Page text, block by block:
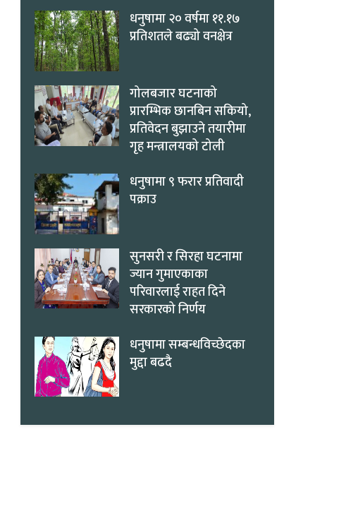
धनुषामा २० वर्षमा ११.१७
प्रतिशतले बढ्यो वनक्षेत्र
गोलबजार घटनाको
प्रारम्भिक छानबिन सकियो,
प्रतिवेदन बुझाउने तयारीमा
गृह मन्त्रालयको टोली
धनुषामा ९ फरार प्रतिवादी
पक्राउ
सुनसरी र सिरहा घटनामा
ज्यान गुमाएकाका
परिवारलाई राहत दिने
सरकारको निर्णय
धनुषामा सम्बन्धविच्छेदका
मुद्दा बढदै